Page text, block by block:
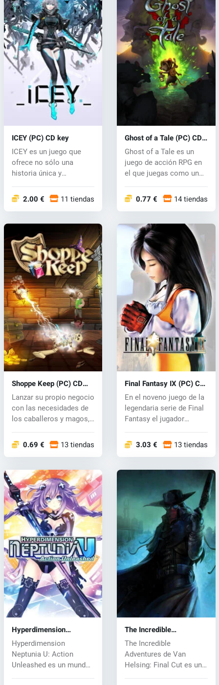
ICEY (PC) CD key
ICEY es un juego que
ofrece no sólo una
historia única y
2.00 € 11 tiendas
Ghost of a Tale (PC) CD
key
Ghost of a Tale es un
juego de acción RPG en
el que juegas como un
0.77 € 14 tiendas
Shoppe Keep (PC) CD
key
Lanzar su propio negocio
con las necesidades de
los caballeros y magos,
0.69 € 13 tiendas
Final Fantasy IX (PC) CD
key
En el noveno juego de la
legendaria serie de Final
Fantasy el jugador
3.03 € 13 tiendas
Hyperdimension
Neptunia U: Action
Unleashed (PC) CD key
Hyperdimension
Neptunia U: Action
Unleashed es un mundo
The Incredible
Adventures of Van
Helsing: Final Cut (PC)
CD key
The Incredible
Adventures de Van
Helsing: Final Cut es una